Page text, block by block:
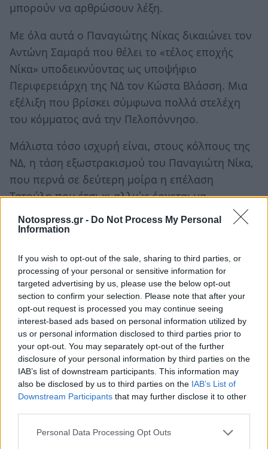
Notospress.gr - Do Not Process My Personal
Information
If you wish to opt-out of the sale, sharing to third parties, or
processing of your personal or sensitive information for
targeted advertising by us, please use the below opt-out
section to confirm your selection. Please note that after your
opt-out request is processed you may continue seeing
interest-based ads based on personal information utilized by
us or personal information disclosed to third parties prior to
your opt-out. You may separately opt-out of the further
disclosure of your personal information by third parties on the
IAB’s list of downstream participants. This information may
also be disclosed by us to third parties on the IAB’s List of
Downstream Participants that may further disclose it to other
Personal Data Processing Opt Outs
μπορούν να αρθρώσουν λέξη.
Με όλα αυτά ο Παναγιώτης Νίκας δικαιώνει τον
Αντώνη Σαμαρά που θέλει το «τέλος εποχής
Νίκα» υποδεικνύοντας ως υποψήφιο
Περιφερειάρχη της ΝΔ τον Κώστα Βλάσση. Μια
εξέλιξη που βρίσκει σύμφωνα πολλά στελέχη
του κόμματος ανά την Πελοπόννησο.
Μάλιστα τόσο ισχυρή είναι, στους κόλπους της
ΝΔ, η τάση εξωστρακισμού του Παναγιώτη Νίκα,
που περνά σε δεύτερη μοίρα η επέλαση
Τατούλη που έτσι κι αλλιώς έρχεται να
αποκαταστήσει πρόσωπα και πράγματα στον
Μοριά.
Ακολουθήστε τοnotospress.grστο Google News και
μάθετε πρώτοιόλες τις ειδήσεις
TAGS: ΠΑΝΑΓΙΩΤΗΣ ΝΙΚΑΣ ΕΚΛΟΓΕΣ ΕΚΛΟΓΕΣ 2023